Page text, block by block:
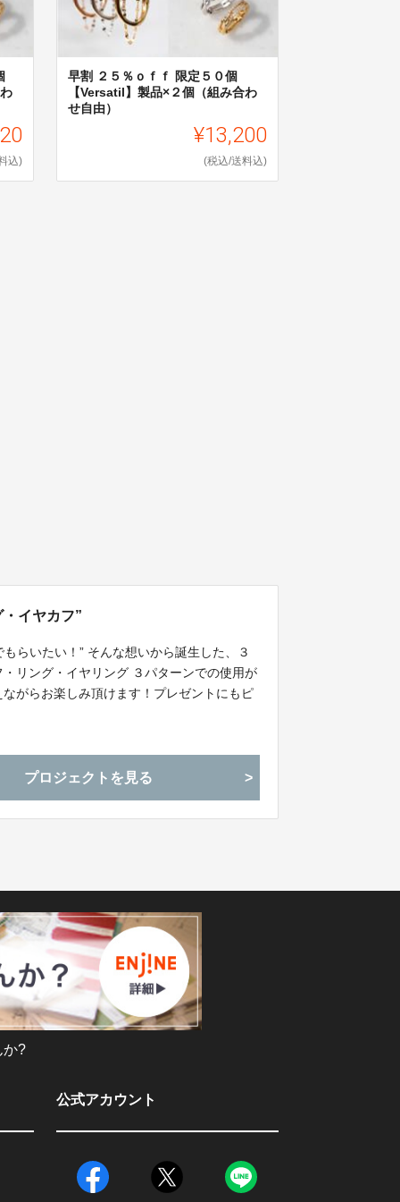
込)
早割 ２５％ｏｆｆ 限定５０個
【Versatil】製品×２個（組み合わ
せ自由）
¥13,200
(税込/送料込)
イヤカフ”
らいたい！” そんな想いから誕生した、３
リング・イヤリング ３パターンでの使用が
がらお楽しみ頂けます！プレゼントにもピ
プロジェクトを見る
か?
公式アカウント